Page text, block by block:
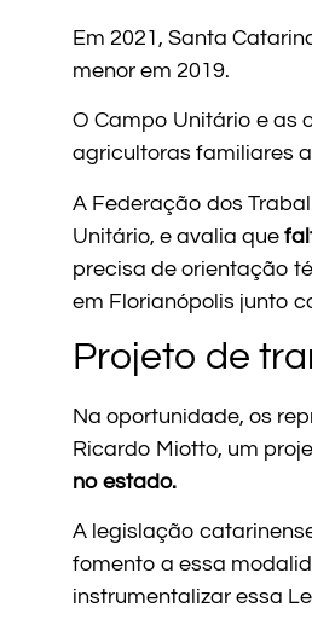
Em 2021, Santa
menor em 2019.
O Campo Unitário e as
agricultoras familiares
A Federação dos
Unitário, e avalia que
precisa de orientação
em Florianópolis junto
Projeto de
Na oportunidade, os
Ricardo Miotto, um
no estado.
A legislação
fomento a essa
instrumentalizar essa